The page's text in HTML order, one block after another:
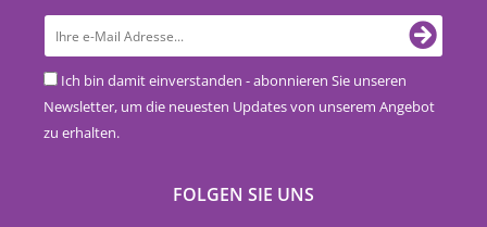
Ich bin damit einverstanden - abonnieren Sie unseren
Newsletter, um die neuesten Updates von unserem Angebot
zu erhalten.
FOLGEN SIE UNS